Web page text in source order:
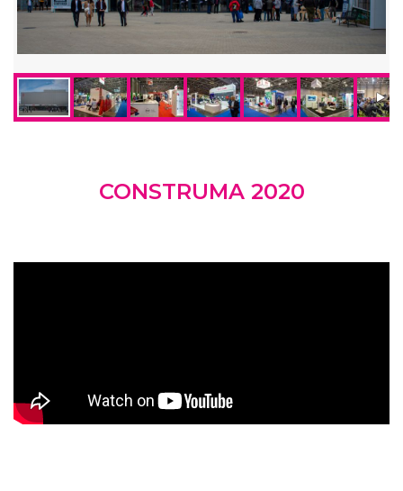
CONSTRUMA 2020